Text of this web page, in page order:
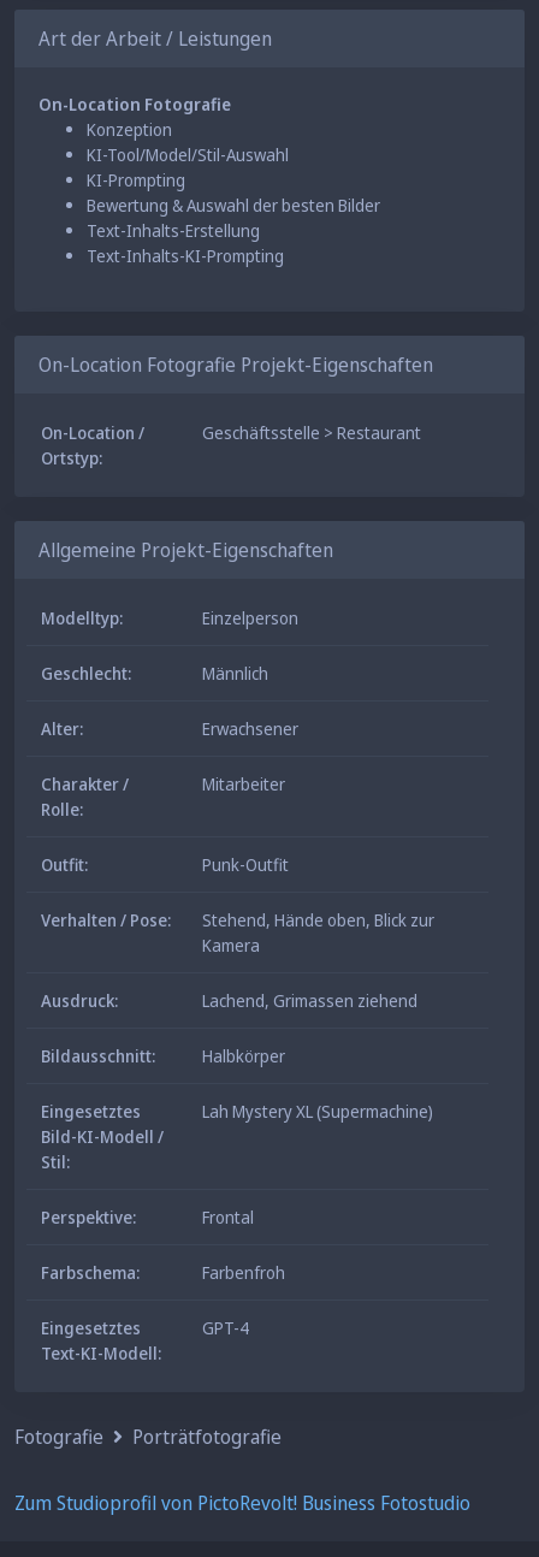
Hier bei PictoRevolt stehen wir für eine Welt, in der
jeder Arbeiter die Freiheit hat, sich auszudrücken und
Diese Bilder sind nicht nur Fotos, sondern ein
lebendiges, atemberaubendes Manifest dieser Vision.
Art der Arbeit / Leistungen
On-Location Fotografie
Konzeption
KI-Tool/Model/Stil-Auswahl
KI-Prompting
Bewertung & Auswahl der besten Bilder
Text-Inhalts-Erstellung
Text-Inhalts-KI-Prompting
On-Location Fotografie Projekt-Eigenschaften
On-Location /
Ortstyp:
Geschäftsstelle > Restaurant
Allgemeine Projekt-Eigenschaften
Modelltyp: Einzelperson
Geschlecht: Männlich
Alter: Erwachsener
Charakter /
Rolle:
Mitarbeiter
Outfit: Punk-Outfit
Verhalten / Pose: Stehend, Hände oben, Blick zur
Kamera
Ausdruck: Lachend, Grimassen ziehend
Bildausschnitt: Halbkörper
Eingesetztes
Bild-KI-Modell /
Stil:
Lah Mystery XL (Supermachine)
Perspektive: Frontal
Farbschema: Farbenfroh
Eingesetztes
Text-KI-Modell:
GPT-4
Fotografie Porträtfotografie
Zum Studioprofil von PictoRevolt! Business Fotostudio